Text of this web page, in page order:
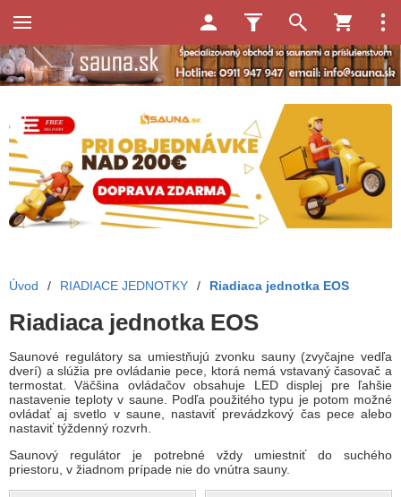
Úvod / RIADIACE JEDNOTKY / Riadiaca jednotka EOS
Riadiaca jednotka EOS
Saunové regulátory sa umiestňujú zvonku sauny (zvyčajne vedľa
dverí) a slúžia pre ovládanie pece, ktorá nemá vstavaný časovač a
termostat. Väčšina ovládačov obsahuje LED displej pre ľahšie
nastavenie teploty v saune. Podľa použitého typu je potom možné
ovládať aj svetlo v saune, nastaviť prevádzkový čas pece alebo
nastaviť týždenný rozvrh.
Saunový regulátor je potrebné vždy umiestniť do suchého
priestoru, v žiadnom prípade nie do vnútra sauny.